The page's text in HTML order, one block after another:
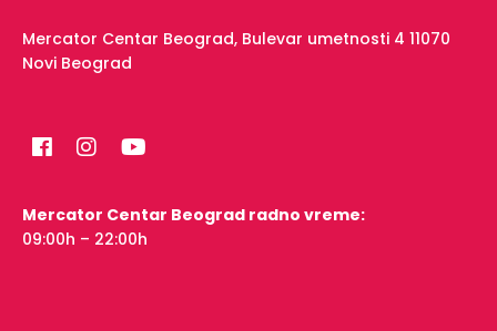
Mercator Centar Beograd, Bulevar umetnosti 4 11070
Novi Beograd
Mercator Centar Beograd radno vreme:
09:00h – 22:00h